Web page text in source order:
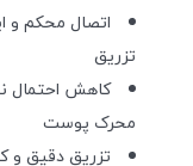
اتصال محکم و
تزریق
کاهش احتمال
محرک پوست
تزریق دقیق و